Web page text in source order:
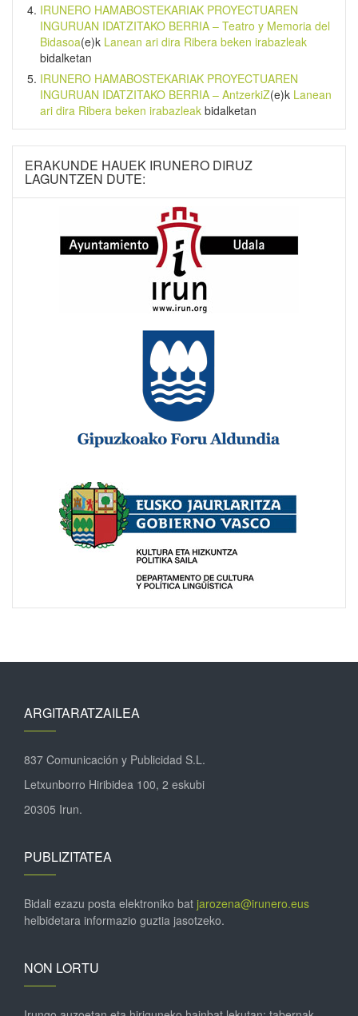
IRUNERO HAMABOSTEKARIAK PROYECTUAREN
INGURUAN IDATZITAKO BERRIA – Teatro y Memoria del
Bidasoa(e)k Lanean ari dira Ribera beken irabazleak
bidalketan
IRUNERO HAMABOSTEKARIAK PROYECTUAREN
INGURUAN IDATZITAKO BERRIA – AntzerkiZ(e)k Lanean
ari dira Ribera beken irabazleak bidalketan
ERAKUNDE HAUEK IRUNERO DIRUZ
LAGUNTZEN DUTE:
ARGITARATZAILEA
837 Comunicación y Publicidad S.L.
Letxunborro Hiribidea 100, 2 eskubi
20305 Irun.
PUBLIZITATEA
Bidali ezazu posta elektroniko bat jarozena@irunero.eus
helbidetara informazio guztia jasotzeko.
NON LORTU